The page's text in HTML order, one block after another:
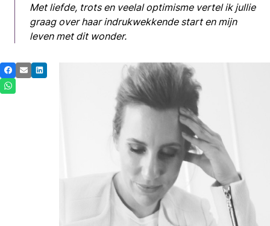
Met liefde, trots en veelal optimisme vertel ik jullie
graag over haar indrukwekkende start en mijn
leven met dit wonder.
Deel
dit
bericht
Facebook
E-mailLinkedIn
Whatsapp